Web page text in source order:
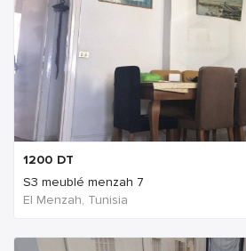
1200 DT
S3 meublé menzah 7
El Menzah, Tunisia